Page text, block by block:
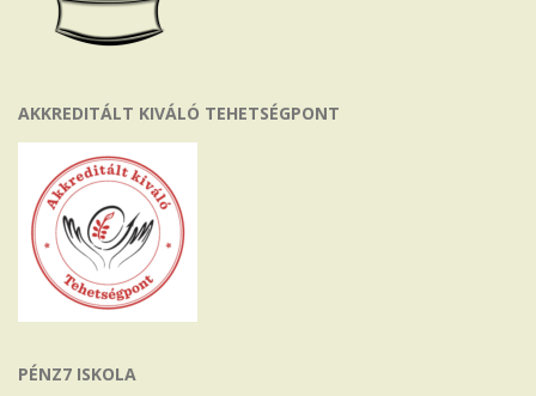
AKKREDITÁLT KIVÁLÓ TEHETSÉGPONT
PÉNZ7 ISKOLA